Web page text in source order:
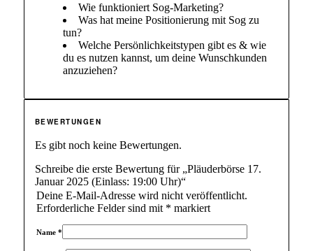
Wie funktioniert Sog-Marketing?
Was hat meine Positionierung mit Sog zu
tun?
Welche Persönlichkeitstypen gibt es & wie
du es nutzen kannst, um deine Wunschkunden
anzuziehen?
BEWERTUNGEN
Es gibt noch keine Bewertungen.
Schreibe die erste Bewertung für „Pläuderbörse 17.
Januar 2025 (Einlass: 19:00 Uhr)“
Deine E-Mail-Adresse wird nicht veröffentlicht.
Erforderliche Felder sind mit * markiert
Name *